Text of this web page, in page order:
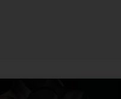
do conflito é a Fazenda